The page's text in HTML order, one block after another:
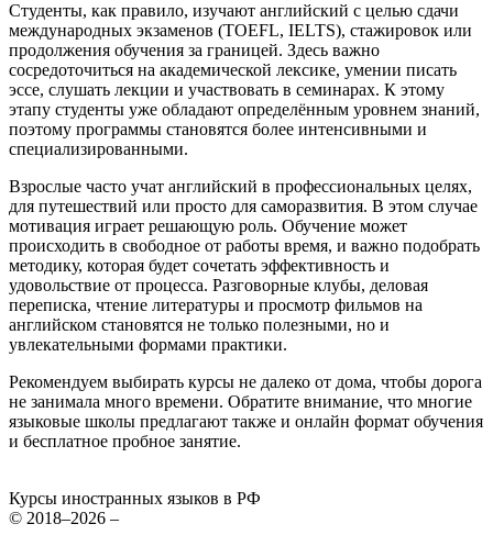
Студенты, как правило, изучают английский с целью сдачи
международных экзаменов (TOEFL, IELTS), стажировок или
продолжения обучения за границей. Здесь важно
сосредоточиться на академической лексике, умении писать
эссе, слушать лекции и участвовать в семинарах. К этому
этапу студенты уже обладают определённым уровнем знаний,
поэтому программы становятся более интенсивными и
специализированными.
Взрослые часто учат английский в профессиональных целях,
для путешествий или просто для саморазвития. В этом случае
мотивация играет решающую роль. Обучение может
происходить в свободное от работы время, и важно подобрать
методику, которая будет сочетать эффективность и
удовольствие от процесса. Разговорные клубы, деловая
переписка, чтение литературы и просмотр фильмов на
английском становятся не только полезными, но и
увлекательными формами практики.
Рекомендуем выбирать курсы не далеко от дома, чтобы дорога
не занимала много времени. Обратите внимание, что многие
языковые школы предлагают также и онлайн формат обучения
и бесплатное пробное занятие.
Курсы иностранных языков в РФ
© 2018–2026 –